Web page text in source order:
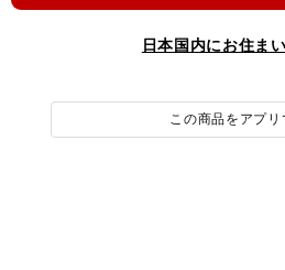
日本国内にお住ま
この商品をアプリ